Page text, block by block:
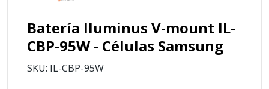
Batería Iluminus V-mount IL-
CBP-95W - Células Samsung
SKU: IL-CBP-95W